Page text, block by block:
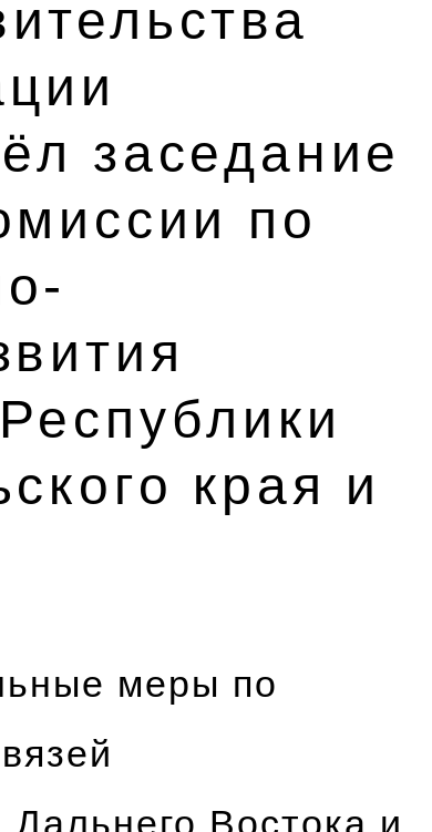
заседание
по
края и
меры по